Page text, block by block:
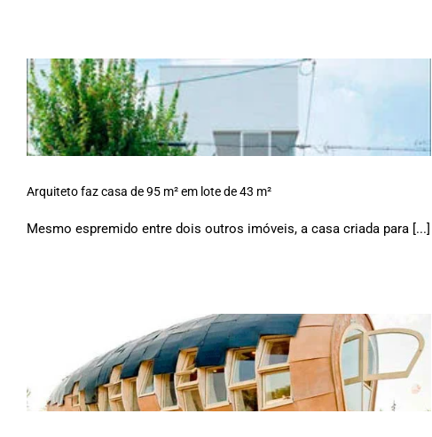
Arquiteto faz casa de 95 m² em lote de 43 m²
Mesmo espremido entre dois outros imóveis, a casa criada para [...]